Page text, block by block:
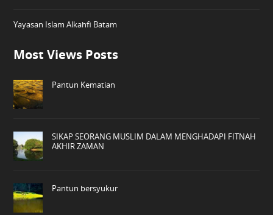
Yayasan Islam Alkahfi Batam
Most Views Posts
Pantun Kematian
SIKAP SEORANG MUSLIM DALAM MENGHADAPI FITNAH
AKHIR ZAMAN
Pantun bersyukur